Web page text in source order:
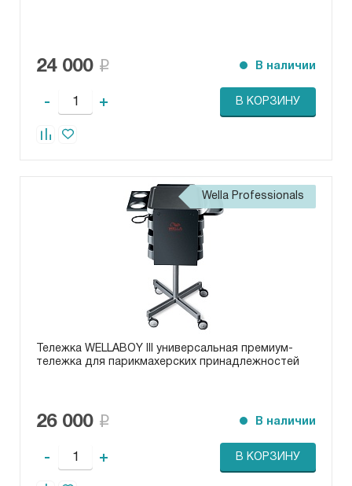
24 000 В наличии
- + В КОРЗИНУ
Wella Professionals
Тележка WELLABOY III универсальная премиум-
тележка для парикмахерских принадлежностей
26 000 В наличии
- + В КОРЗИНУ